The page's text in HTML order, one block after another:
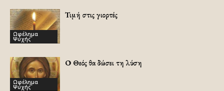
Ωφέλημα
Ψυχής
Τιμή στις γιορτές
Ωφέλημα
Ψυχής
Ο Θεός θα δώσει τη λύση